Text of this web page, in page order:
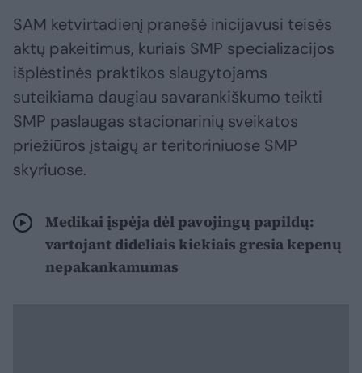
SAM ketvirtadienį pranešė inicijavusi teisės
aktų pakeitimus, kuriais SMP specializacijos
išplėstinės praktikos slaugytojams
suteikiama daugiau savarankiškumo teikti
SMP paslaugas stacionarinių sveikatos
priežiūros įstaigų ar teritoriniuose SMP
skyriuose.
Medikai įspėja dėl pavojingų papildų:
vartojant dideliais kiekiais gresia kepenų
nepakankamumas